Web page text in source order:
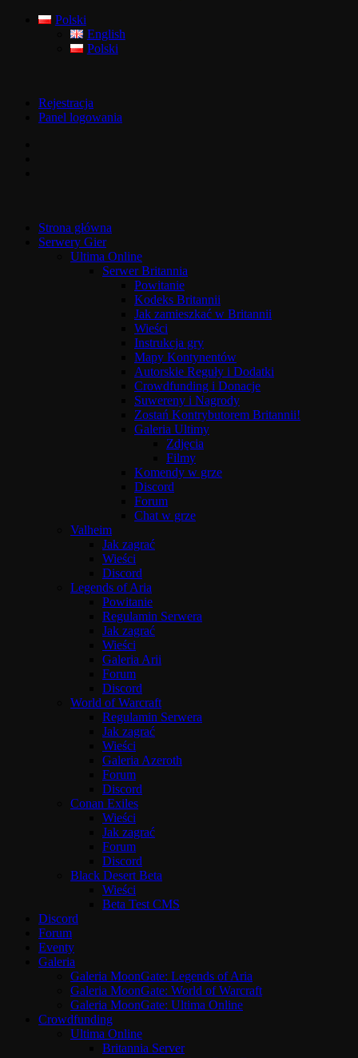
Polski
English
Polski
Rejestracja
Panel logowania
Strona główna
Serwery Gier
Ultima Online
Serwer Britannia
Powitanie
Kodeks Britannii
Jak zamieszkać w Britannii
Wieści
Instrukcja gry
Mapy Kontynentów
Autorskie Reguły i Dodatki
Crowdfunding i Donacje
Suwereny i Nagrody
Zostań Kontrybutorem Britannii!
Galeria Ultimy
Zdjęcia
Filmy
Komendy w grze
Discord
Forum
Chat w grze
Valheim
Jak zagrać
Wieści
Discord
Legends of Aria
Powitanie
Regulamin Serwera
Jak zagrać
Wieści
Galeria Arii
Forum
Discord
World of Warcraft
Regulamin Serwera
Jak zagrać
Wieści
Galeria Azeroth
Forum
Discord
Conan Exiles
Wieści
Jak zagrać
Forum
Discord
Black Desert Beta
Wieści
Beta Test CMS
Discord
Forum
Eventy
Galeria
Galeria MoonGate: Legends of Aria
Galeria MoonGate: World of Warcraft
Galeria MoonGate: Ultima Online
Crowdfunding
Ultima Online
Britannia Server